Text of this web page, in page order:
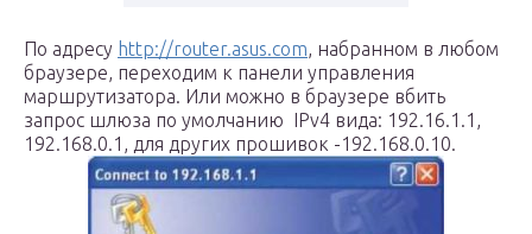
По адресу http://router.asus.com, набранном в любом
браузере, переходим к панели управления
маршрутизатора. Или можно в браузере вбить
запрос шлюза по умолчанию IPv4 вида: 192.16.1.1,
192.168.0.1, для других прошивок -192.168.0.10.